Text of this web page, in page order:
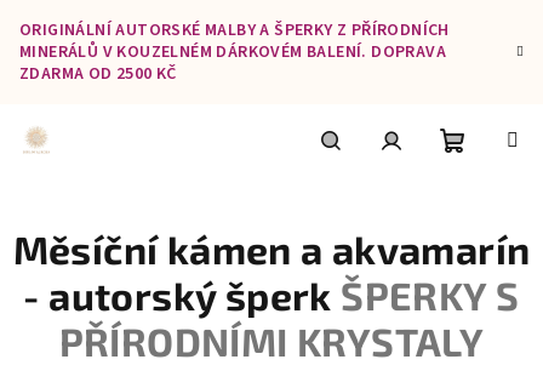
obsah
ORIGINÁLNÍ AUTORSKÉ MALBY A ŠPERKY Z PŘÍRODNÍCH
MINERÁLŮ V KOUZELNÉM DÁRKOVÉM BALENÍ. DOPRAVA
ZDARMA OD 2500 KČ
košík
Měsíční kámen a akvamarín
- autorský šperk ŠPERKY S
PŘÍRODNÍMI KRYSTALY